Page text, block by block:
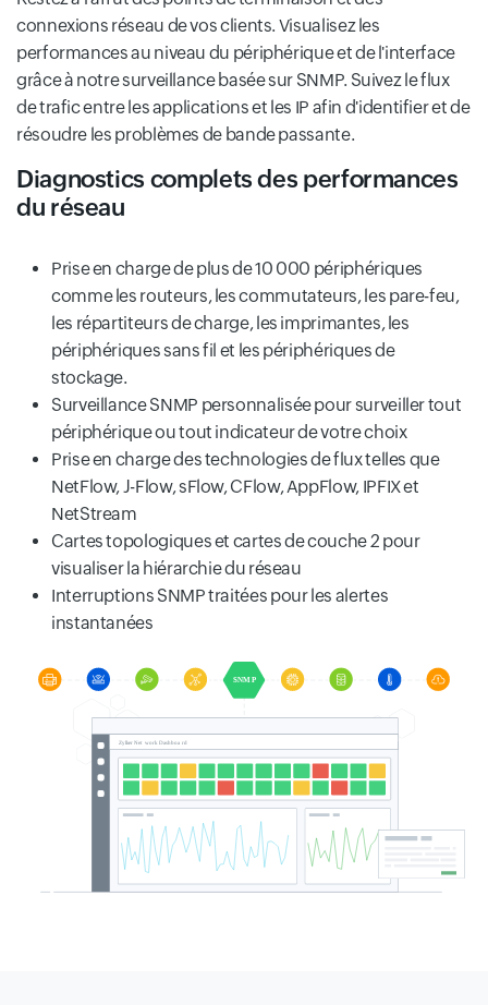
connexions réseau de vos clients. Visualisez les
performances au niveau du périphérique et de l'interface
grâce à notre surveillance basée sur SNMP. Suivez le flux
de trafic entre les applications et les IP afin d'identifier et de
résoudre les problèmes de bande passante.
Diagnostics complets des performances
du réseau
Prise en charge de plus de 10 000 périphériques
comme les routeurs, les commutateurs, les pare-feu,
les répartiteurs de charge, les imprimantes, les
périphériques sans fil et les périphériques de
stockage.
Surveillance SNMP personnalisée pour surveiller tout
périphérique ou tout indicateur de votre choix
Prise en charge des technologies de flux telles que
NetFlow, J-Flow, sFlow, CFlow, AppFlow, IPFIX et
NetStream
Cartes topologiques et cartes de couche 2 pour
visualiser la hiérarchie du réseau
Interruptions SNMP traitées pour les alertes
instantanées